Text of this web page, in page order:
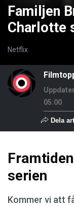
Familjen
Charlotte
Netflix
05:00
Dela
serien
Kommer vi att